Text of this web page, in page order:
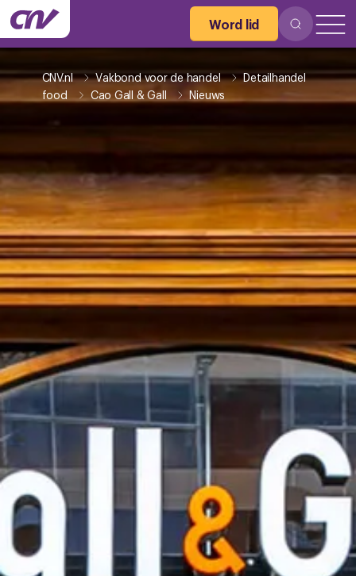
Word lid
CNV.nl Vakbond voor de handel
Detailhandel
food
Cao Gall & Gall Nieuws